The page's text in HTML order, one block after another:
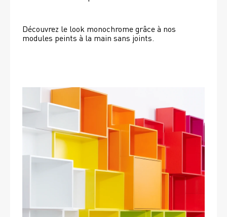
Découvrez le look monochrome grâce à nos
modules peints à la main sans joints.